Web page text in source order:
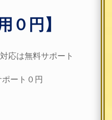
０円】
応は無料サポート
ート０円